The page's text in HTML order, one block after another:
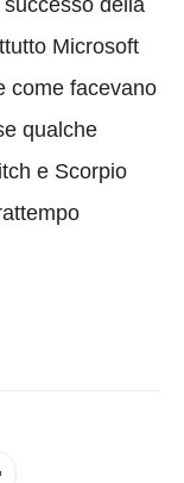
della
Microsoft
come facevano
qualche
e Scorpio